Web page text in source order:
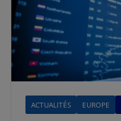
ACTUALITÉS EUROPE